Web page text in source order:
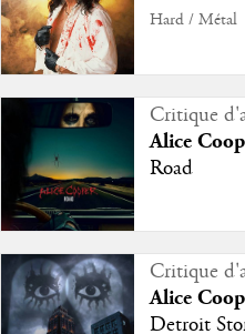
Hard / Métal
Critique
Alice
Road
Critique
Alice
Detroit